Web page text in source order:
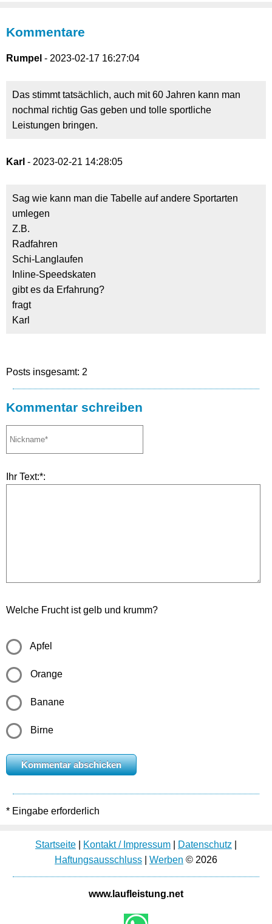
Kommentare
Rumpel - 2023-02-17 16:27:04
Das stimmt tatsächlich, auch mit 60 Jahren kann man
nochmal richtig Gas geben und tolle sportliche
Leistungen bringen.
Karl - 2023-02-21 14:28:05
Sag wie kann man die Tabelle auf andere Sportarten
umlegen
Z.B.
Radfahren
Schi-Langlaufen
Inline-Speedskaten
gibt es da Erfahrung?
fragt
Karl
Posts insgesamt: 2
Kommentar schreiben
Ihr Text:*:
Welche Frucht ist gelb und krumm?
Apfel
Orange
Banane
Birne
* Eingabe erforderlich
Startseite Kontakt / Impressum Datenschutz
Haftungsausschluss
Werben © 2026
www.laufleistung.net